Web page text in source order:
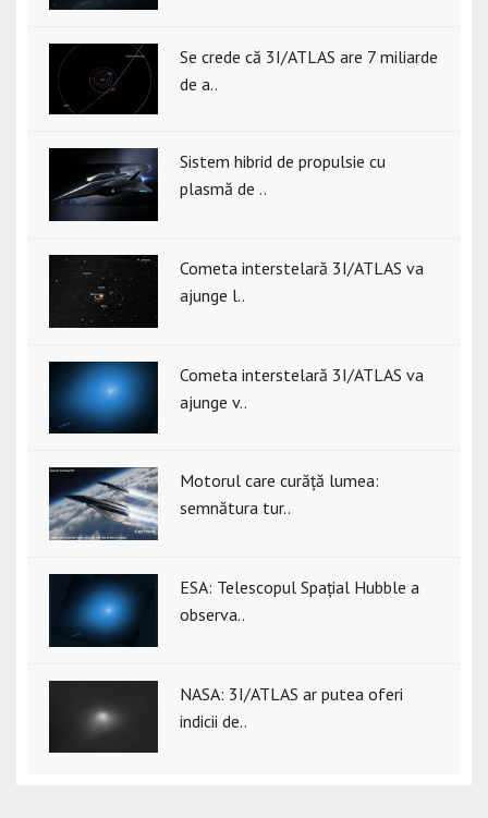
Se crede că 3I/ATLAS are 7 miliarde
de a..
Sistem hibrid de propulsie cu
plasmă de ..
Cometa interstelară 3I/ATLAS va
ajunge l..
Cometa interstelară 3I/ATLAS va
ajunge v..
Motorul care curăță lumea:
semnătura tur..
ESA: Telescopul Spațial Hubble a
observa..
NASA: 3I/ATLAS ar putea oferi
indicii de..